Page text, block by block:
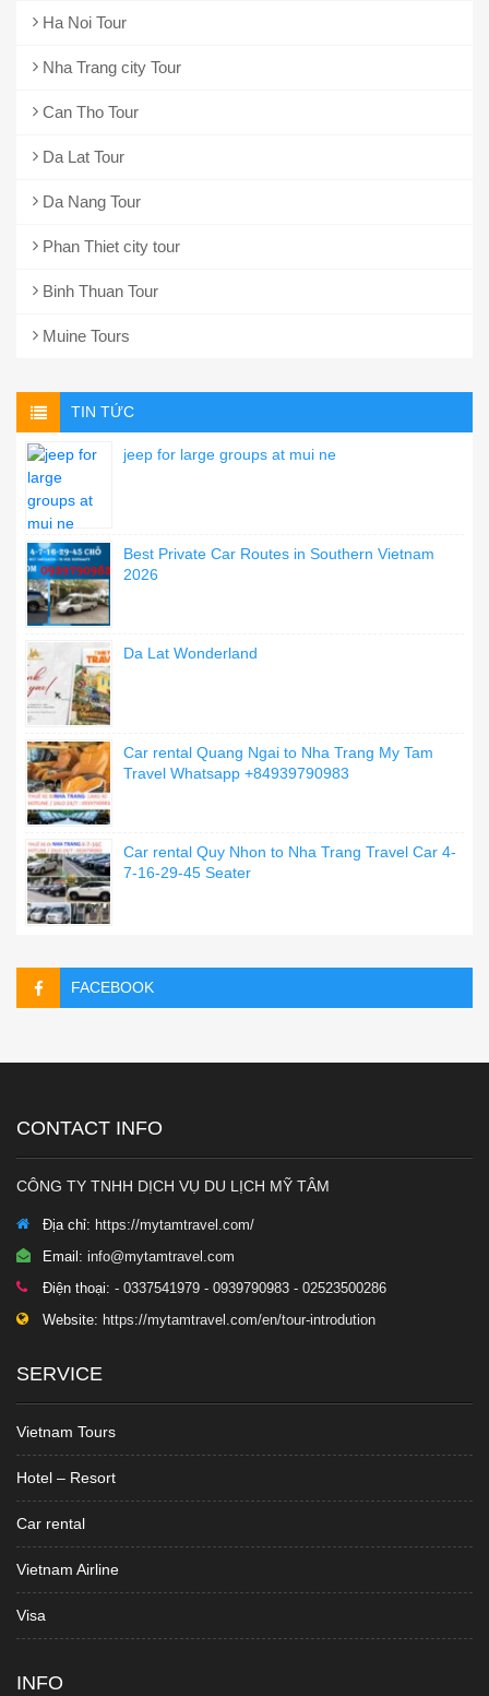
Ha Noi Tour
Nha Trang city Tour
Can Tho Tour
Da Lat Tour
Da Nang Tour
Phan Thiet city tour
Binh Thuan Tour
Muine Tours
TIN TỨC
jeep for large groups at mui ne
Best Private Car Routes in Southern Vietnam
2026
Da Lat Wonderland
Car rental Quang Ngai to Nha Trang My Tam
Travel Whatsapp +84939790983
Car rental Quy Nhon to Nha Trang Travel Car 4-
7-16-29-45 Seater
FACEBOOK
CONTACT INFO
CÔNG TY TNHH DỊCH VỤ DU LỊCH MỸ TÂM
Địa chỉ: https://mytamtravel.com/
Email: info@mytamtravel.com
Điện thoại: - 0337541979 - 0939790983 - 02523500286
Website: https://mytamtravel.com/en/tour-introdution
SERVICE
Vietnam Tours
Hotel – Resort
Car rental
Vietnam Airline
Visa
INFO